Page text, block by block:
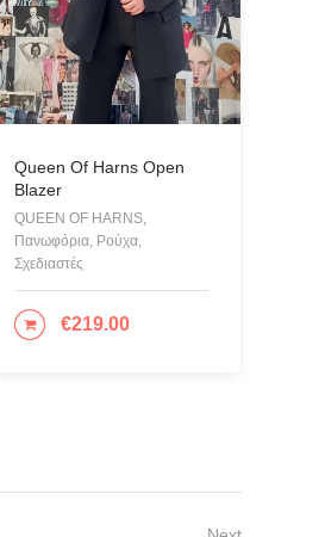
Queen Of Harns Open
Blazer
QUEEN OF HARNS,
Πανωφόρια, Ρούχα,
Σχεδιαστές
€219.00
ΕΠΙΛΟΓΉ